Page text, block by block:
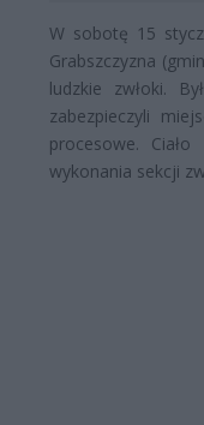
W sobotę 15
Grabszczyzna
ludzkie zwłoki.
zabezpieczyli
procesowe.
wykonania sekcji